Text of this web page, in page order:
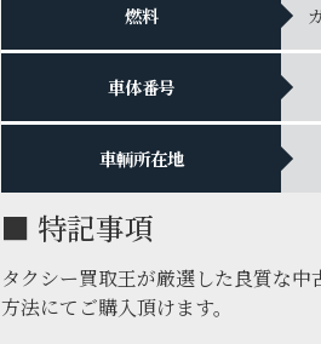
燃料
車体番号
車輌所在地
■ 特記事項
タクシー買取王が厳選した良質な
方法にてご購入頂けます。